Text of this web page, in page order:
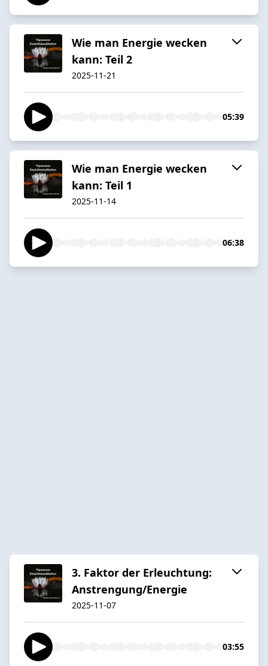
Wie man Energie wecken
kann: Teil 2
2025-11-21
05:39
Wie man Energie wecken
kann: Teil 1
2025-11-14
06:38
3. Faktor der Erleuchtung:
Anstrengung/Energie
2025-11-07
03:55